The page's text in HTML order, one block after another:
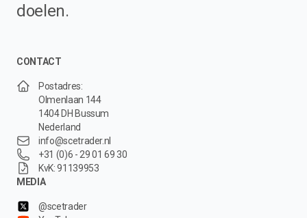
doelen.
CONTACT
Postadres:
Olmenlaan 144
1404 DH Bussum
Nederland
info@scetrader.nl
+31 (0)6 - 29 01 69 30
KvK: 91139953
MEDIA
@scetrader